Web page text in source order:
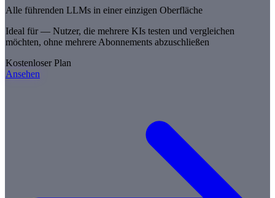
Alle führenden LLMs in einer einzigen Oberfläche
Ideal für — Nutzer, die mehrere KIs testen und vergleichen
möchten, ohne mehrere Abonnements abzuschließen
Kostenloser Plan
Ansehen